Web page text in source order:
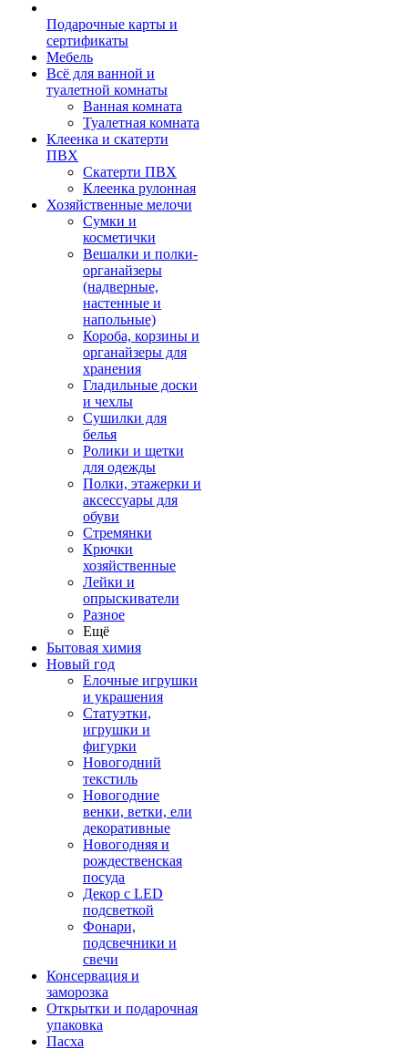
Подарочные карты и
сертификаты
Мебель
Всё для ванной и
туалетной комнаты
Ванная комната
Туалетная комната
Клеенка и скатерти
ПВХ
Скатерти ПВХ
Клеенка рулонная
Хозяйственные мелочи
Сумки и
косметички
Вешалки и полки-
органайзеры
(надверные,
настенные и
напольные)
Короба, корзины и
органайзеры для
хранения
Гладильные доски
и чехлы
Сушилки для
белья
Ролики и щетки
для одежды
Полки, этажерки и
аксессуары для
обуви
Стремянки
Крючки
хозяйственные
Лейки и
опрыскиватели
Разное
Ещё
Бытовая химия
Новый год
Елочные игрушки
и украшения
Статуэтки,
игрушки и
фигурки
Новогодний
текстиль
Новогодние
венки, ветки, ели
декоративные
Новогодняя и
рождественская
посуда
Декор с LED
подсветкой
Фонари,
подсвечники и
свечи
Консервация и
заморозка
Открытки и подарочная
упаковка
Пасха